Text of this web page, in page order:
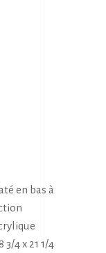
en bas à
4 x 21 1/4